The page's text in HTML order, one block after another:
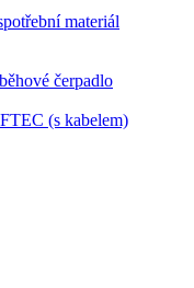
materiál
čerpadlo
(s kabelem)